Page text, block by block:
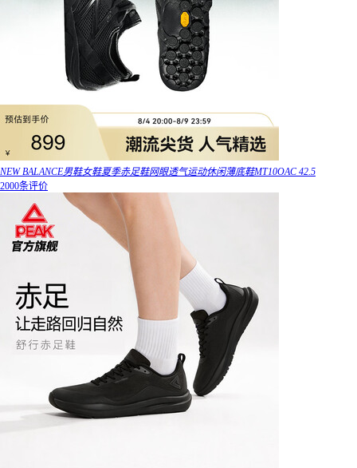
NEW BALANCE男鞋女鞋夏季赤足鞋网眼透气运动休闲薄底鞋MT10OAC 42.5
2000条评价